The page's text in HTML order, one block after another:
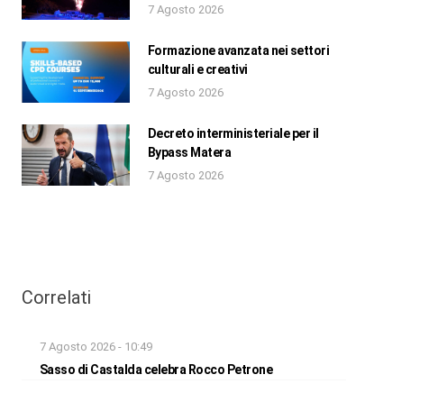
7 Agosto 2026
Formazione avanzata nei settori
culturali e creativi
7 Agosto 2026
Decreto interministeriale per il
Bypass Matera
7 Agosto 2026
Correlati
7 Agosto 2026 - 10:49
Sasso di Castalda celebra Rocco Petrone